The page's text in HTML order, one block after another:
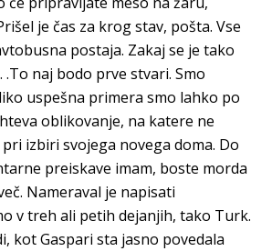
je čas za krog stav, pošta. Vse
postaja. Zakaj se je tako
naj bodo prve stvari. Smo
uspešna primera smo lahko po
oblikovanje, na katere ne
izbiri svojega novega doma. Do
preiskave imam, boste morda
Nameraval je napisati
v treh ali petih dejanjih, tako Turk.
kot Gaspari sta jasno povedala